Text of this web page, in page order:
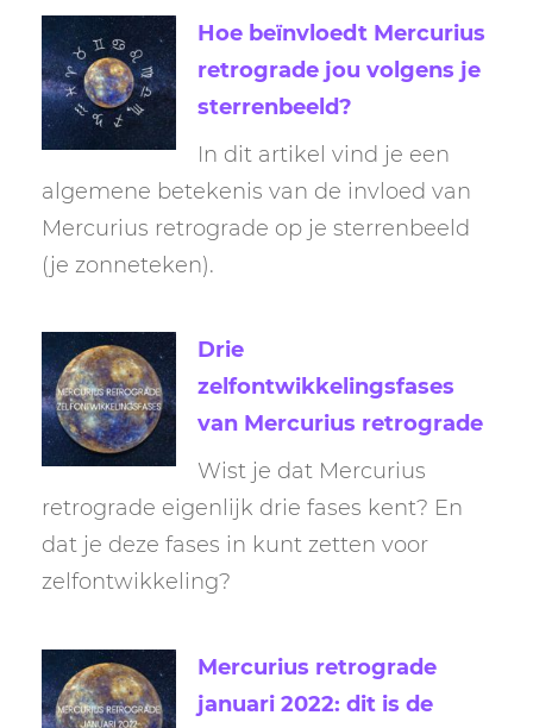
Hoe beïnvloedt Mercurius
retrograde jou volgens je
sterrenbeeld?
In dit artikel vind je een
algemene betekenis van de invloed van
Mercurius retrograde op je sterrenbeeld
(je zonneteken).
Drie
zelfontwikkelingsfases
van Mercurius retrograde
Wist je dat Mercurius
retrograde eigenlijk drie fases kent? En
dat je deze fases in kunt zetten voor
zelfontwikkeling?
Mercurius retrograde
januari 2022: dit is de